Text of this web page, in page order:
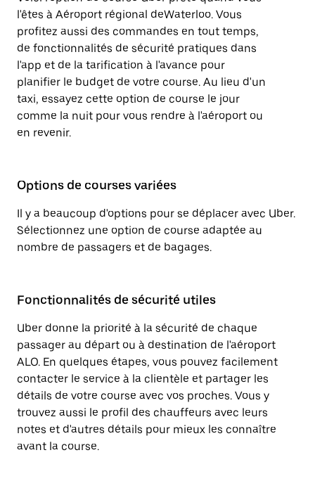
l'êtes à Aéroport régional deWaterloo. Vous
profitez aussi des commandes en tout temps,
de fonctionnalités de sécurité pratiques dans
l'app et de la tarification à l'avance pour
planifier le budget de votre course. Au lieu d'un
taxi, essayez cette option de course le jour
comme la nuit pour vous rendre à l'aéroport ou
en revenir.
Options de courses variées
Il y a beaucoup d'options pour se déplacer avec Uber.
Sélectionnez une option de course adaptée au
nombre de passagers et de bagages.
Fonctionnalités de sécurité utiles
Uber donne la priorité à la sécurité de chaque
passager au départ ou à destination de l'aéroport
ALO. En quelques étapes, vous pouvez facilement
contacter le service à la clientèle et partager les
détails de votre course avec vos proches. Vous y
trouvez aussi le profil des chauffeurs avec leurs
notes et d'autres détails pour mieux les connaître
avant la course.